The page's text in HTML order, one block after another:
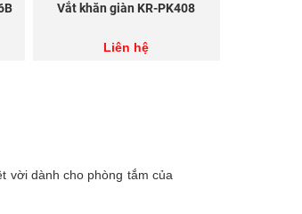
Vắt khăn giàn KR-PK408
Liên hệ
vời dành cho phòng tắm của